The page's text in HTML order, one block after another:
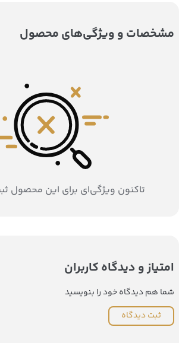
مشخصات و ویژگی‌های محصول
تاکنون ویژگی‌ای برای این محصول
امتیاز و دیدگاه کاربران
شما هم دیدگاه خود را بنویسید
ثبت دیدگاه